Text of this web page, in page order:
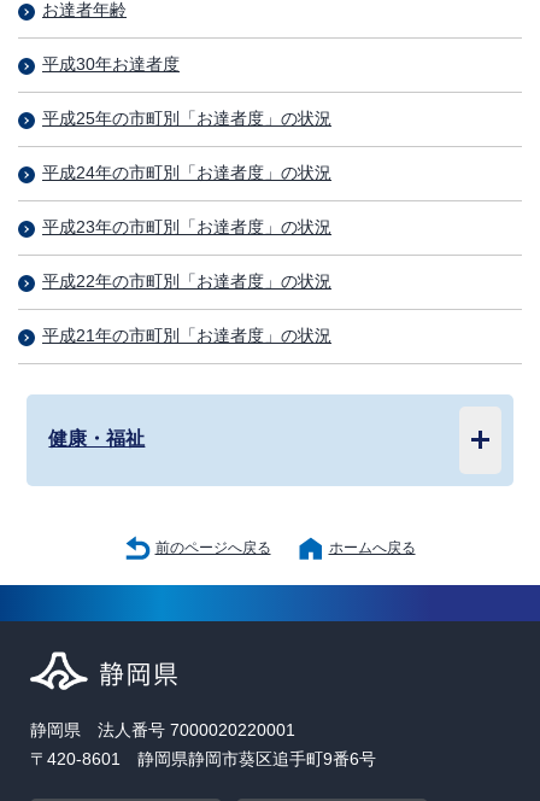
お達者年齢
平成30年お達者度
平成25年の市町別「お達者度」の状況
平成24年の市町別「お達者度」の状況
平成23年の市町別「お達者度」の状況
平成22年の市町別「お達者度」の状況
平成21年の市町別「お達者度」の状況
健康・福祉
前のページへ戻る ホームへ戻る
静岡県 法人番号 7000020220001
〒420-8601 静岡県静岡市葵区追手町9番6号